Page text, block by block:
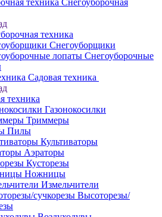
Снегоуборочная
техника
Снегоуборщики
Снегоуборочные
Садовая техника
техника
Газонокосилки
Триммеры
Пилы
Культиваторы
Аэраторы
Кусторезы
Ножницы
Измельчители
Высоторезы/